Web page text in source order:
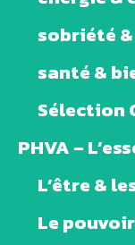
sobriété
santé &
Sélection
PHVA –
L’être &
Le